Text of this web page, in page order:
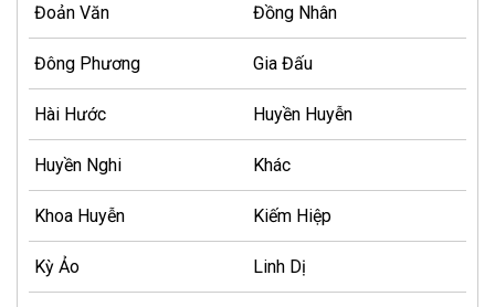
Đoản Văn Đồng Nhân
Đông Phương Gia Đấu
Hài Hước Huyền Huyễn
Huyền Nghi Khác
Khoa Huyễn Kiếm Hiệp
Kỳ Ảo Linh Dị